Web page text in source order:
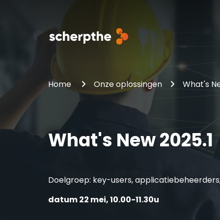
Kinetic Cloud Platform
Epicor Kinetic Cloud ERP
Scherpthe EpiMake
Jouw branche
Metaalindustrie
Machinebouw
Kunststofverwerking
Implementatie aanpak
Signature implementatie methodologie
Click Try Go! Onboarding
Home Onze oplossingen What's
What's New
Doelgroep: key-users,
datum 22 mei, 10.00-11.30u